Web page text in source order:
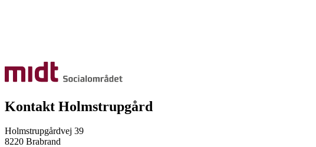
Kontakt Holmstrupgård
Holmstrupgårdvej 39
8220 Brabrand